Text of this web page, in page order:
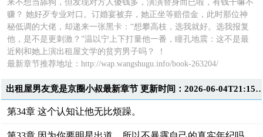
来不想当舔狗，但发现对方人傻钱多，演演替身而已啦，有钱干嘛不
赚？ 她好歹专业对口。订婚宴被弃，她正坐等赔偿金，此时那位神
秘低调的大佬，却递来一张黑卡：“想攀高枝，选我就好。选我报复
他，是不是更刺激？”温以宁上下打量他一番，瞳孔地震：这不是最
近刚和她上演出租屋文学的贫穷男子吗？ ！
最新章节推荐地址：http://wap.wangshugu.info/book-263204/
出租屋男友竟是京圈小叔最新章节 更新时间：
第34章 这个认知让他无比烦躁。